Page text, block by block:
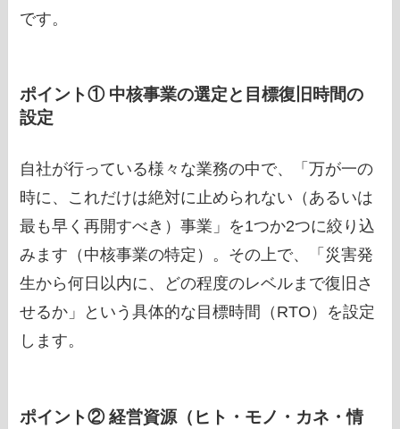
です。
ポイント① 中核事業の選定と目標復旧時間の
設定
自社が行っている様々な業務の中で、「万が一の
時に、これだけは絶対に止められない（あるいは
最も早く再開すべき）事業」を1つか2つに絞り込
みます（中核事業の特定）。その上で、「災害発
生から何日以内に、どの程度のレベルまで復旧さ
せるか」という具体的な目標時間（RTO）を設定
します。
ポイント② 経営資源（ヒト・モノ・カネ・情